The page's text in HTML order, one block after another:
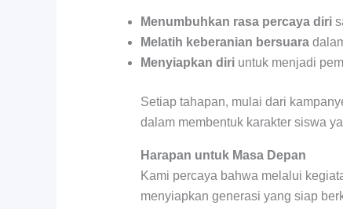
Menumbuhkan rasa percaya diri
Melatih keberanian bersuara
Menyiapkan diriuntuk menjadi
Setiap tahapan, mulai dari
dalam membentuk karakter siswa
Harapan untuk Masa Depan
Kami percaya bahwa melalui
menyiapkan generasi yang siap